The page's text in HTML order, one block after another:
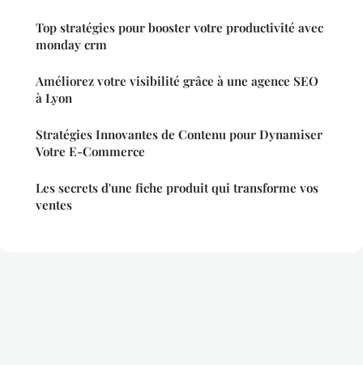
Top stratégies pour booster votre productivité avec
monday crm
Améliorez votre visibilité grâce à une agence SEO
à Lyon
Stratégies Innovantes de Contenu pour Dynamiser
Votre E-Commerce
Les secrets d'une fiche produit qui transforme vos
ventes